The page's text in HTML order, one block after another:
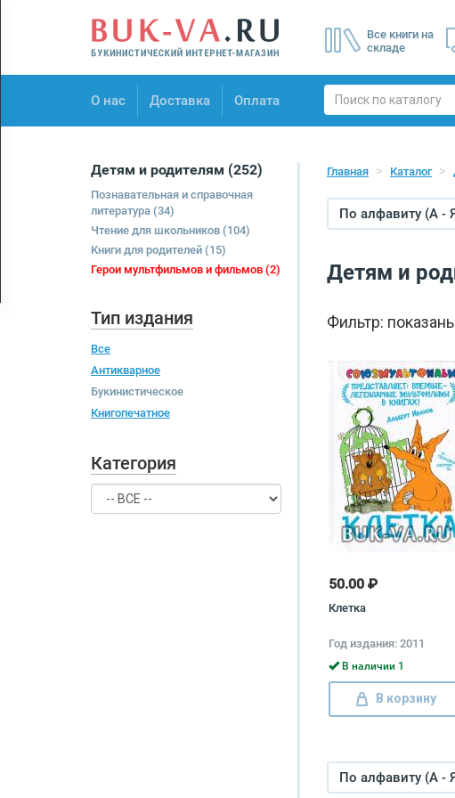
Все книги на
складе
О нас Доставка Оплата
О нас
Детям и родителям (252)
Познавательная и справочная
литература (34)
Чтение для школьников (104)
Книги для родителей (15)
Герои мультфильмов и фильмов (2)
Тип издания
Все
Антикварное
Букинистическое
Книгопечатное
Категория
Главная Каталог
По алфавиту (А -
Детям и
Фильтр:
50.00 ₽
Клетка
Год издания: 2011
В наличии 1
В корзину
По алфавиту (А -